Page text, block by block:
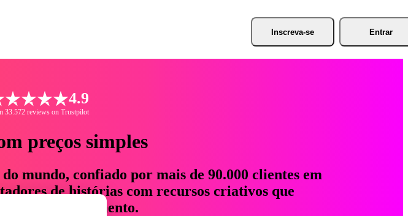
Inscreva-se Entrar
4.9
33.572 reviews on Trustpilot
preços simples
mundo, confiado por mais de 90.000 clientes em
de histórias com recursos criativos que
tempo e orçamento.